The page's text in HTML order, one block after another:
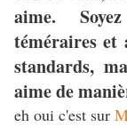
aime.
téméraires et
standards,
aime de
eh oui c'est sur